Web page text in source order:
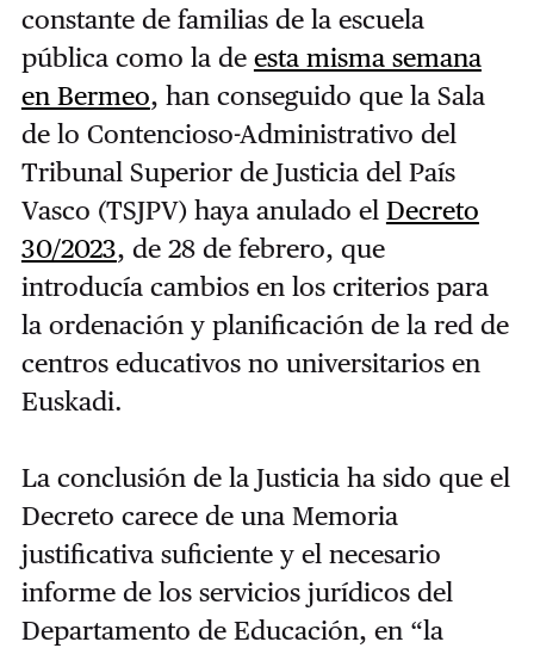
constante de familias de la escuela
pública como la de esta misma semana
en Bermeo, han conseguido que la Sala
de lo Contencioso-Administrativo del
Tribunal Superior de Justicia del País
Vasco (TSJPV) haya anulado el Decreto
30/2023, de 28 de febrero, que
introducía cambios en los criterios para
la ordenación y planificación de la red de
centros educativos no universitarios en
Euskadi.
La conclusión de la Justicia ha sido que el
Decreto carece de una Memoria
justificativa suficiente y el necesario
informe de los servicios jurídicos del
Departamento de Educación, en “la